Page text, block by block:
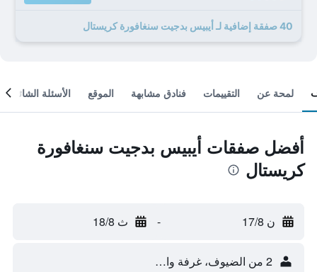
40 صفقة إضافية لـ أيبيس بدجيت سنغافورة كريستال
لمحة عن التقييمات فنادق مشابهة الموقع الأسئلة الشائعة
أفضل صفقات أيبيس بدجيت سنغافورة
كريستال
ن 17/8 - ث 18/8
2 من الضيوف، غرفة واحدة